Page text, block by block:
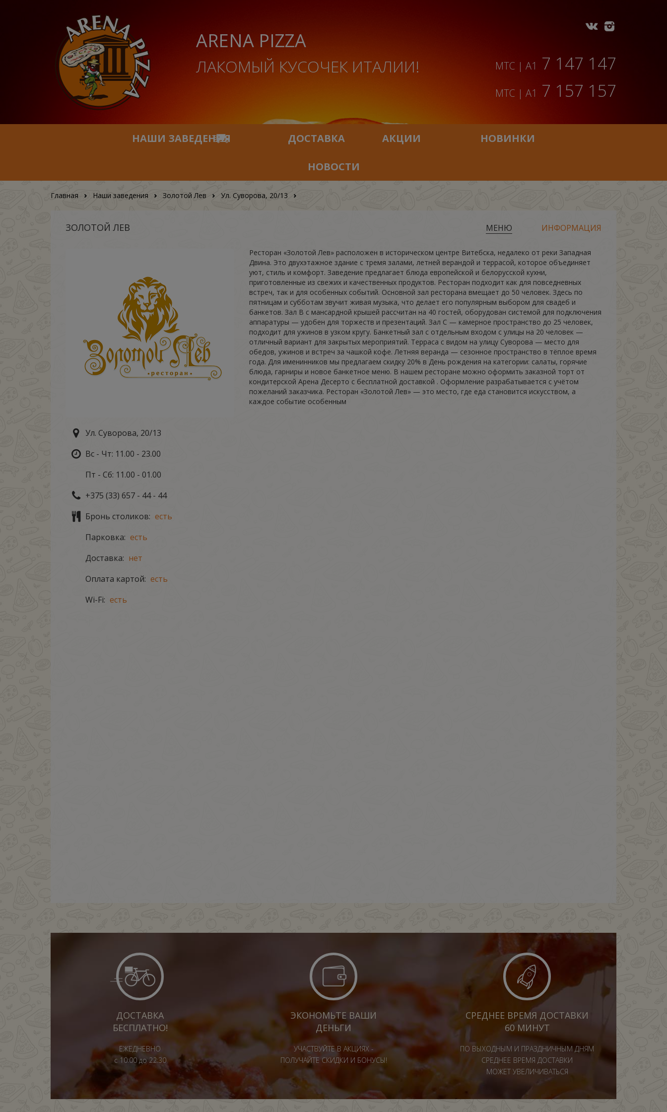
ARENA PIZZA
ЛАКОМЫЙ КУСОЧЕК ИТАЛИИ! МТС | A1 7 147 147
МТС | A1 7 157 157
НАШИ ЗАВЕДЕНИЯ ДОСТАВКА АКЦИИ НОВИНКИ
НОВОСТИ
Главная Наши заведения Золотой Лев Ул. Суворова, 20/13
ЗОЛОТОЙ ЛЕВ
Ул. Суворова, 20/13
Вс - Чт: 11.00 - 23.00
Пт - Сб: 11.00 - 01.00
+375 (33) 657 - 44 - 44
Бронь столиков: есть
Парковка: есть
Доставка: нет
Оплата картой: есть
Wi-Fi: есть
МЕНЮ ИНФОРМАЦИЯ
Ресторан «Золотой Лев» расположен в историческом центре Витебска, недалеко от реки Западная
Двина. Это двухэтажное здание с тремя залами, летней верандой и террасой, которое объединяет
уют, стиль и комфорт. Заведение предлагает блюда европейской и белорусской кухни,
приготовленные из свежих и качественных продуктов. Ресторан подходит как для повседневных
встреч, так и для особенных событий. Основной зал ресторана вмещает до 50 человек. Здесь по
пятницам и субботам звучит живая музыка, что делает его популярным выбором для свадеб и
банкетов. Зал B с мансардной крышей рассчитан на 40 гостей, оборудован системой для подключения
аппаратуры — удобен для торжеств и презентаций. Зал C — камерное пространство до 25 человек,
подходит для ужинов в узком кругу. Банкетный зал с отдельным входом с улицы на 20 человек —
отличный вариант для закрытых мероприятий. Терраса с видом на улицу Суворова — место для
обедов, ужинов и встреч за чашкой кофе. Летняя веранда — сезонное пространство в тёплое время
года. Для именинников мы предлагаем скидку 20% в День рождения на категории: салаты, горячие
блюда, гарниры и новое банкетное меню. В нашем ресторане можно оформить заказной торт от
кондитерской Арена Десерто с бесплатной доставкой . Оформление разрабатывается с учётом
пожеланий заказчика. Ресторан «Золотой Лев» — это место, где еда становится искусством, а
каждое событие особенным
ДОСТАВКА
БЕСПЛАТНО!
ЕЖЕДНЕВНО
с 10:00 до 22:30
ЭКОНОМЬТЕ ВАШИ
ДЕНЬГИ
УЧАСТВУЙТЕ В АКЦИЯХ -
ПОЛУЧАЙТЕ СКИДКИ И БОНУСЫ!
СРЕДНЕЕ ВРЕМЯ ДОСТАВКИ
60 МИНУТ
ПО ВЫХОДНЫМ И ПРАЗДНИЧНЫМ ДНЯМ
СРЕДНЕЕ ВРЕМЯ ДОСТАВКИ
МОЖЕТ УВЕЛИЧИВАТЬСЯ